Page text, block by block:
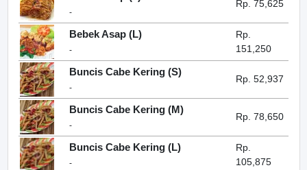
-
Rp. 75,625
Bebek Asap (L)
-
Rp.
151,250
Buncis Cabe Kering (S)
-
Rp. 52,937
Buncis Cabe Kering (M)
-
Rp. 78,650
Buncis Cabe Kering (L)
-
Rp.
105,875